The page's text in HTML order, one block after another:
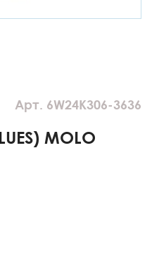
Арт. 6W24K306-3636
MOLO